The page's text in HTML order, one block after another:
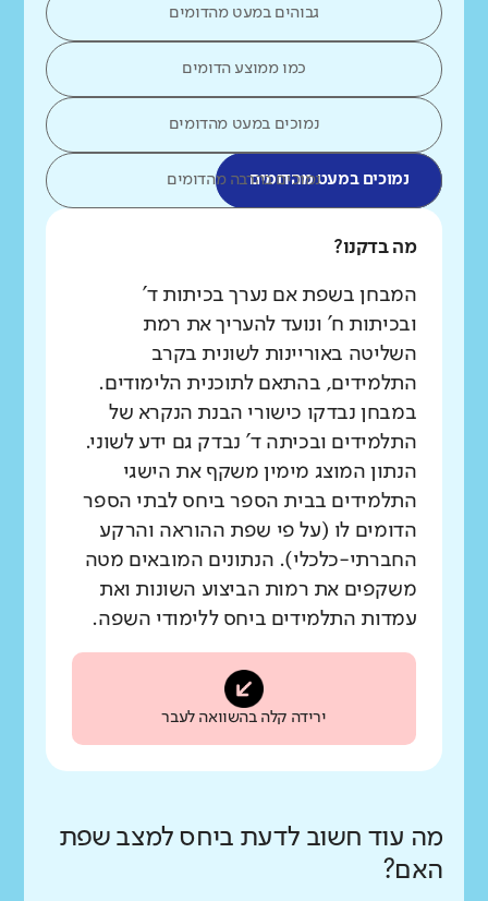
גבוהים במעט מהדומים
כמו ממוצע הדומים
נמוכים במעט מהדומים
נמוכים במעט מהדומיםנמוכים בהרבה מהדומים
מה בדקנו?
המבחן בשפת אם נערך בכיתות ד'
ובכיתות ח' ונועד להעריך את רמת
השליטה באוריינות לשונית בקרב
התלמידים, בהתאם לתוכנית הלימודים.
במבחן נבדקו כישורי הבנת הנקרא של
התלמידים ובכיתה ד' נבדק גם ידע לשוני.
הנתון המוצג מימין משקף את הישגי
התלמידים בבית הספר ביחס לבתי הספר
הדומים לו (על פי שפת ההוראה והרקע
החברתי-כלכלי). הנתונים המובאים מטה
משקפים את רמות הביצוע השונות ואת
עמדות התלמידים ביחס ללימודי השפה.
ירידה קלה בהשוואה לעבר
מה עוד חשוב לדעת ביחס למצב שפת
האם?